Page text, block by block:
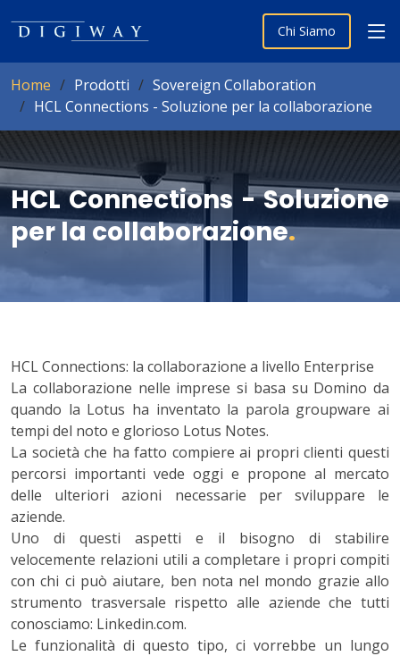
Chi Siamo
Home Prodotti
Sovereign Collaboration
HCL Connections - Soluzione per la collaborazione
HCL Connections - Soluzione
per la collaborazione.
HCL Connections: la collaborazione a livello Enterprise
La collaborazione nelle imprese si basa su Domino da
quando la Lotus ha inventato la parola groupware ai
tempi del noto e glorioso Lotus Notes.
La società che ha fatto compiere ai propri clienti questi
percorsi importanti vede oggi e propone al mercato
delle ulteriori azioni necessarie per sviluppare le
aziende.
Uno di questi aspetti e il bisogno di stabilire
velocemente relazioni utili a completare i propri compiti
con chi ci può aiutare, ben nota nel mondo grazie allo
strumento trasversale rispetto alle aziende che tutti
conosciamo: Linkedin.com.
Le funzionalità di questo tipo, ci vorrebbe un lungo